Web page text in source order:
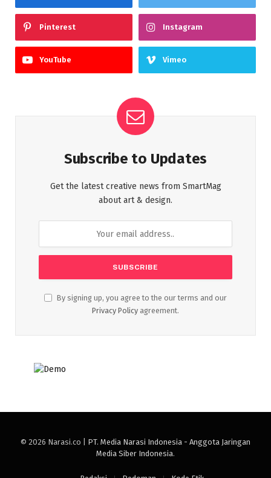
Pinterest Instagram
YouTube Vimeo
Subscribe to Updates
Get the latest creative news from SmartMag
about art & design.
By signing up, you agree to the our terms and our
Privacy Policy agreement.
© 2026 Narasi.co | PT. Media Narasi Indonesia - Anggota Jaringan
Media Siber Indonesia.